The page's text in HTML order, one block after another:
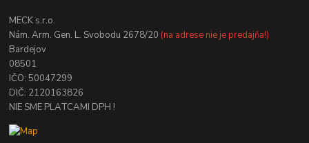
MECK s.r.o.
Nám. Arm. Gen. L. Svobodu 2678/20 (na adrese nie je predajňa!)
Bardejov
08501
IČO: 50047299
DIČ: 2120163826
NIE SME PLATCAMI DPH !